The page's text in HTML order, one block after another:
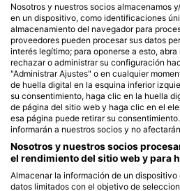
RIVEMAR CABO DE PALOS, 30370 Cartagena
Bajo de Fuera(★4.5)
Probablemente la mejor inmersión del
mediterráneo, combina la exuberante
vida marina protegida de la Reserva de
Islas Hormigas y los restos de pecios
contemporáneos del siglo XIX y
principios del XX, esparcidos por las
Nosotros y nuestros socios almacenamos
en un dispositivo, como identificaciones
almacenamiento del navegador para
proveedores pueden procesar sus datos
interés legítimo; para oponerse a esto,
rechazar o administrar su configuración
"Administrar Ajustes" o en cualquier
de huella digital en la esquina inferior
su consentimiento, haga clic en la huella
de página del sitio web y haga clic en el
esa página puede retirar su
informarán a nuestros socios y no
Nosotros y nuestros socios
el rendimiento del sitio web y para
Almacenar la información de un
datos limitados con el objetivo de